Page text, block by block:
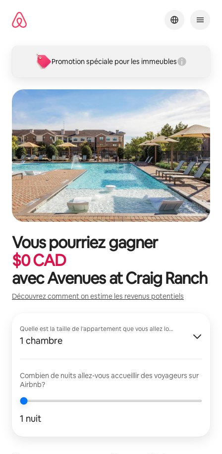
directement
Promotion spéciale pour les immeubles
Vous pourriez gagner
$0CAD
avecAvenues at Craig Ranch
Découvrez comment on estime les revenus potentiels
Quelle est la taille de l'appartement que vous allez louer?
1 chambre
Combien de nuits allez-vous accueillir des voyageurs sur
Airbnb?
1 nuit